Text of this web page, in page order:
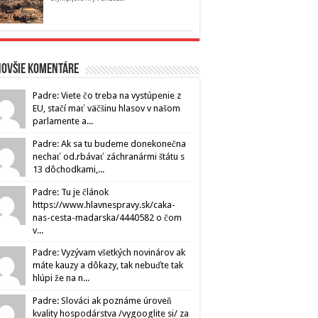
komentáre
Padre: Viete čo treba na vystúpenie z
EU, stačí mať väčšinu hlasov v našom
parlamente a...
Padre: Ak sa tu budeme donekonečna
nechať od.rbávať záchranármi štátu s
13 dôchodkami,...
Padre: Tu je článok
https://www.hlavnespravy.sk/caka-
nas-cesta-madarska/4440582 o čom
v...
Padre: Vyzývam všetkých novinárov ak
máte kauzy a dôkazy, tak nebuďte tak
hlúpi že na n...
Padre: Slováci ak poznáme úroveň
kvality hospodárstva /vygooglite si/ za